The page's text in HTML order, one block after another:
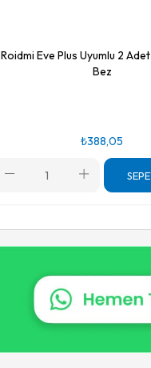
Roidmi Eve Plus Uyumlu 2
Bez
₺388,05